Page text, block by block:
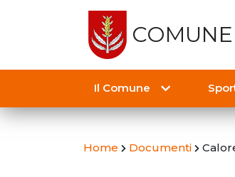
Il Comune
Home Documenti